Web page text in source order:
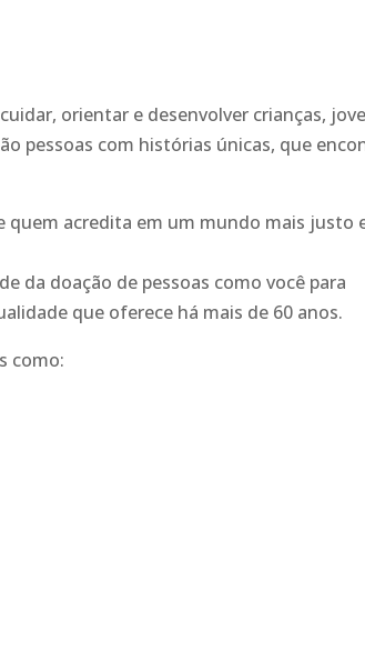
orientar e desenvolver crianças,
pessoas com histórias únicas, que
quem acredita em um mundo mais justo
da doação de pessoas como você para
que oferece há mais de 60 anos.
como: